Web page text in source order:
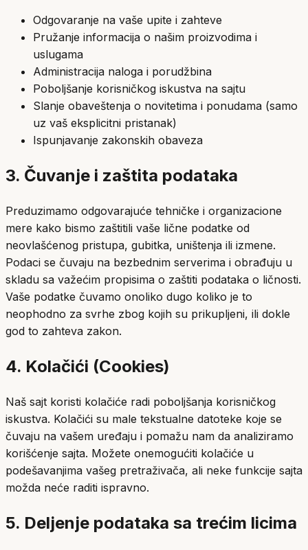
Odgovaranje na vaše upite i zahteve
Pružanje informacija o našim proizvodima i
uslugama
Administracija naloga i porudžbina
Poboljšanje korisničkog iskustva na sajtu
Slanje obaveštenja o novitetima i ponudama (samo
uz vaš eksplicitni pristanak)
Ispunjavanje zakonskih obaveza
3. Čuvanje i zaštita podataka
Preduzimamo odgovarajuće tehničke i organizacione
mere kako bismo zaštitili vaše lične podatke od
neovlašćenog pristupa, gubitka, uništenja ili izmene.
Podaci se čuvaju na bezbednim serverima i obrađuju u
skladu sa važećim propisima o zaštiti podataka o ličnosti.
Vaše podatke čuvamo onoliko dugo koliko je to
neophodno za svrhe zbog kojih su prikupljeni, ili dokle
god to zahteva zakon.
4. Kolačići (Cookies)
Naš sajt koristi kolačiće radi poboljšanja korisničkog
iskustva. Kolačići su male tekstualne datoteke koje se
čuvaju na vašem uređaju i pomažu nam da analiziramo
korišćenje sajta. Možete onemogućiti kolačiće u
podešavanjima vašeg pretraživača, ali neke funkcije sajta
možda neće raditi ispravno.
5. Deljenje podataka sa trećim licima